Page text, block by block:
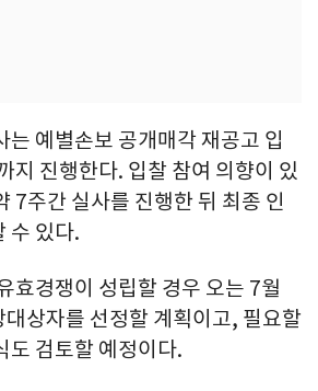
는 예별손보 공개매각 재공고 입
지 진행한다. 입찰 참여 의향이 있
7주간 실사를 진행한 뒤 최종 인
수 있다.
효경쟁이 성립할 경우 오는 7월
상자를 선정할 계획이고, 필요할
도 검토할 예정이다.